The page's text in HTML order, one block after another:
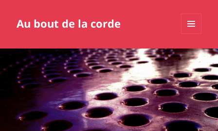
Au bout de la corde
WIDGETS